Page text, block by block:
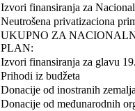
Izvori finansiranja za
Neutrošena privatizaciona
UKUPNO ZA
PLAN:
Izvori finansiranja za glavu
Prihodi iz budžeta
Donacije od inostranih
Donacije od međunarodnih